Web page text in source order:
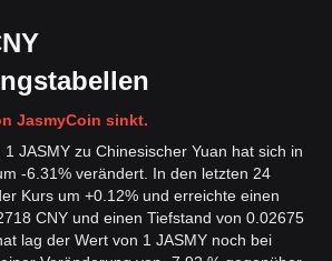
JasmyCoin sinkt.
JASMY zu Chinesischer Yuan hat sich in
-6.31% verändert. In den letzten 24
Kurs um +0.12% und erreichte einen
CNY und einen Tiefstand von 0.02675
lag der Wert von 1 JASMY noch bei